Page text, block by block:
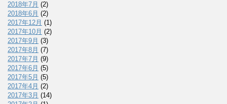
2018年7月 (2)
2018年6月 (2)
2017年12月 (1)
2017年10月 (2)
2017年9月 (3)
2017年8月 (7)
2017年7月 (9)
2017年6月 (5)
2017年5月 (5)
2017年4月 (2)
2017年3月 (14)